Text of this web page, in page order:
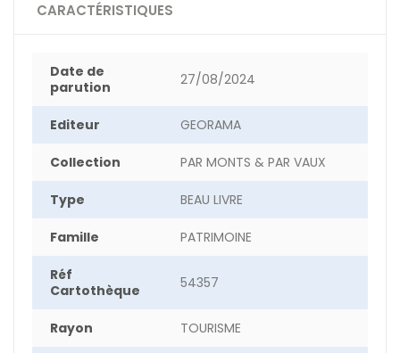
CARACTÉRISTIQUES
Date de
parution
27/08/2024
Editeur GEORAMA
Collection PAR MONTS & PAR VAUX
Type BEAU LIVRE
Famille PATRIMOINE
Réf
Cartothèque
54357
Rayon TOURISME